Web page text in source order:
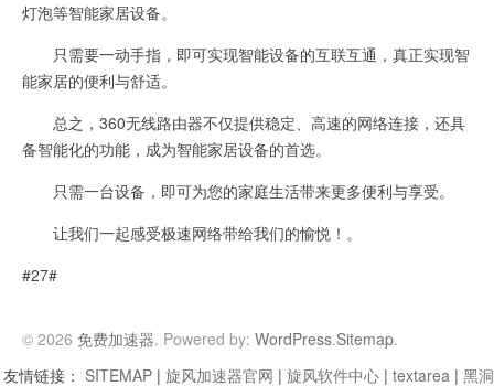
灯泡等智能家居设备。
只需要一动手指，即可实现智能设备的互联互通，真正实现智
能家居的便利与舒适。
总之，360无线路由器不仅提供稳定、高速的网络连接，还具
备智能化的功能，成为智能家居设备的首选。
只需一台设备，即可为您的家庭生活带来更多便利与享受。
让我们一起感受极速网络带给我们的愉悦！。
#27#
© 2026 免费加速器. Powered by: WordPress.Sitemap.
友情链接： SITEMAP | 旋风加速器官网 | 旋风软件中心 | textarea | 黑